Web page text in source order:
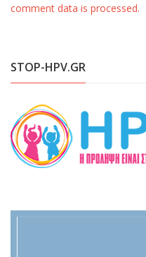
comment data is processed.
STOP-HPV.GR